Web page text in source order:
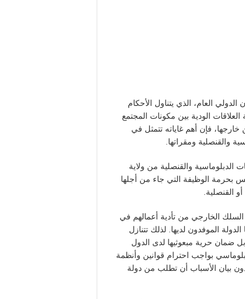
العام، الذي يتناول الأحكام
الودية بين مكونات المجتمع
خارجها، فإن أهم غاياته تتمثل في
والقنصلية ومقراتها.
الدبلوماسية والقنصلية من ولاية
بحرمة الوظيفة التي جاء من أجلها
القنصلية.
السلك الخارجي من تأدية أعمالهم في
الموفدون لديها. لذلك تتنازل
ضمان حرية مبعوثيها لدى الدول
بواجب احترام قوانين وأنظمة
بيان الأسباب أن تطلب من دولة